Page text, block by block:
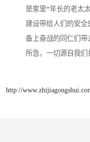
是家里*年长的老太
建设带给人们的安
备上奋战的同仁们
所急，一切源自我们
http://